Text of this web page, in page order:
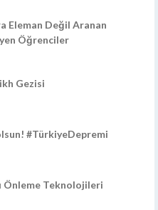
Eleman Değil Aranan
Öğrenciler
Gezisi
#TürkiyeDepremi
Önleme Teknolojileri